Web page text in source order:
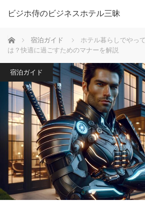
ビジホ侍のビジネスホテル三昧
ホーム 宿泊ガイド
ホテル暮らしでやっ
は？快適に過ごすためのマナーを解説
宿泊ガイド